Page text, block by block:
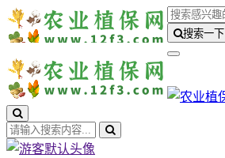
搜索一下